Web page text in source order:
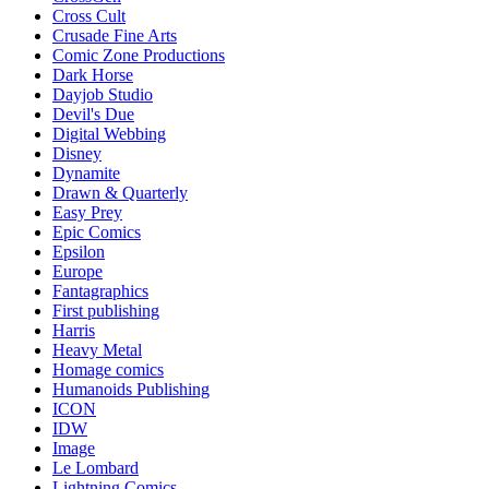
Cross Cult
Crusade Fine Arts
Comic Zone Productions
Dark Horse
Dayjob Studio
Devil's Due
Digital Webbing
Disney
Dynamite
Drawn & Quarterly
Easy Prey
Epic Comics
Epsilon
Europe
Fantagraphics
First publishing
Harris
Heavy Metal
Homage comics
Humanoids Publishing
ICON
IDW
Image
Le Lombard